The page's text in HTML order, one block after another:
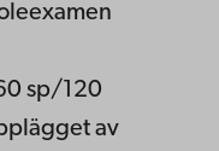
sp/120
av